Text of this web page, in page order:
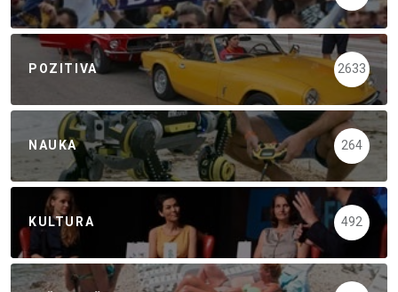
POZITIVA 2633
NAUKA 264
KULTURA 492